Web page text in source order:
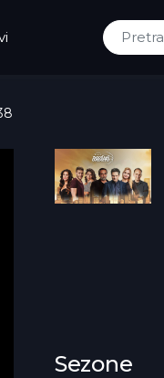
Traži:
Sezone